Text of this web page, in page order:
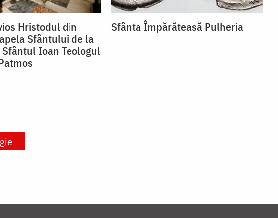
Hristodul din
Sfântului de la
Ioan Teologul
Sfânta Împărăteasă Pulheria